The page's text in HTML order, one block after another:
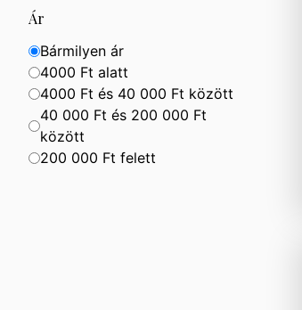
Ár
Bármilyen ár
4000 Ft alatt
4000 Ft és 40 000 Ft között
40 000 Ft és 200 000 Ft
között
200 000 Ft felett